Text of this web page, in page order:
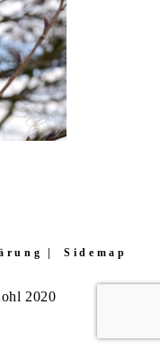
Sidemap
2020